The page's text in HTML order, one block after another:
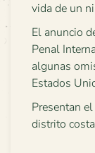
vida de un
El anuncio
Penal
algunas
Estados
Presentan
distrito